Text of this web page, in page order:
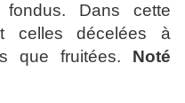
fondus. Dans cette
celles décelées à
que fruitées. Noté